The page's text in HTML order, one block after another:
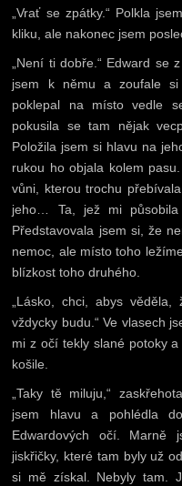
„Vrať se zpátky.“ Polkla
kliku, ale nakonec jsem
„Není ti dobře.“ Edward se
jsem k němu a zoufale si
poklepal na místo vedle
pokusila se tam nějak
Položila jsem si hlavu na
rukou ho objala kolem
vůni, kterou trochu
jeho… Ta, jež mi
Představovala jsem si, že
nemoc, ale místo toho
blízkost toho druhého.
„Lásko, chci, abys
vždycky budu.“ Ve vlasech
mi z očí tekly slané potoky
košile.
„Taky tě miluju,“
jsem hlavu a pohlédla
Edwardových očí. Marně
jiskřičky, které tam byly už
si mě získal. Nebyly tam.